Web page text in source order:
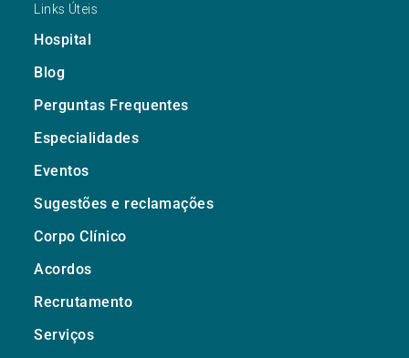
Links Úteis
Hospital
Blog
Perguntas Frequentes
Especialidades
Eventos
Sugestões e reclamações
Corpo Clínico
Acordos
Recrutamento
Serviços